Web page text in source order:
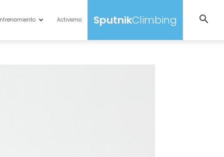
SputnikClimbing
Activismo